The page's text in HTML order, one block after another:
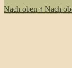
Nach oben ↑ Nach